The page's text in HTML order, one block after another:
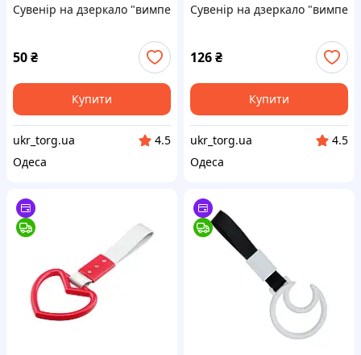
Сувенір на дзеркало "вимпел камаз" прямокутний смугою
50₴
Купити
ukr_torg.ua
4.5
Одеса
Сувенір на дзеркало "вимпел
126₴
Купити
ukr_torg.ua
4.5
Одеса